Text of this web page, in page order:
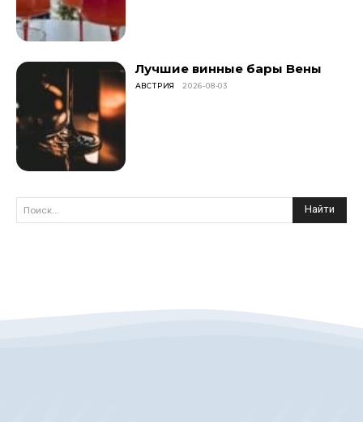
Лучшие винные бары Вены
АВСТРИЯ 2026-08-03
Поиск... Найти